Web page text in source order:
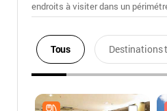
endroits à visiter dans un
Tous Destinations